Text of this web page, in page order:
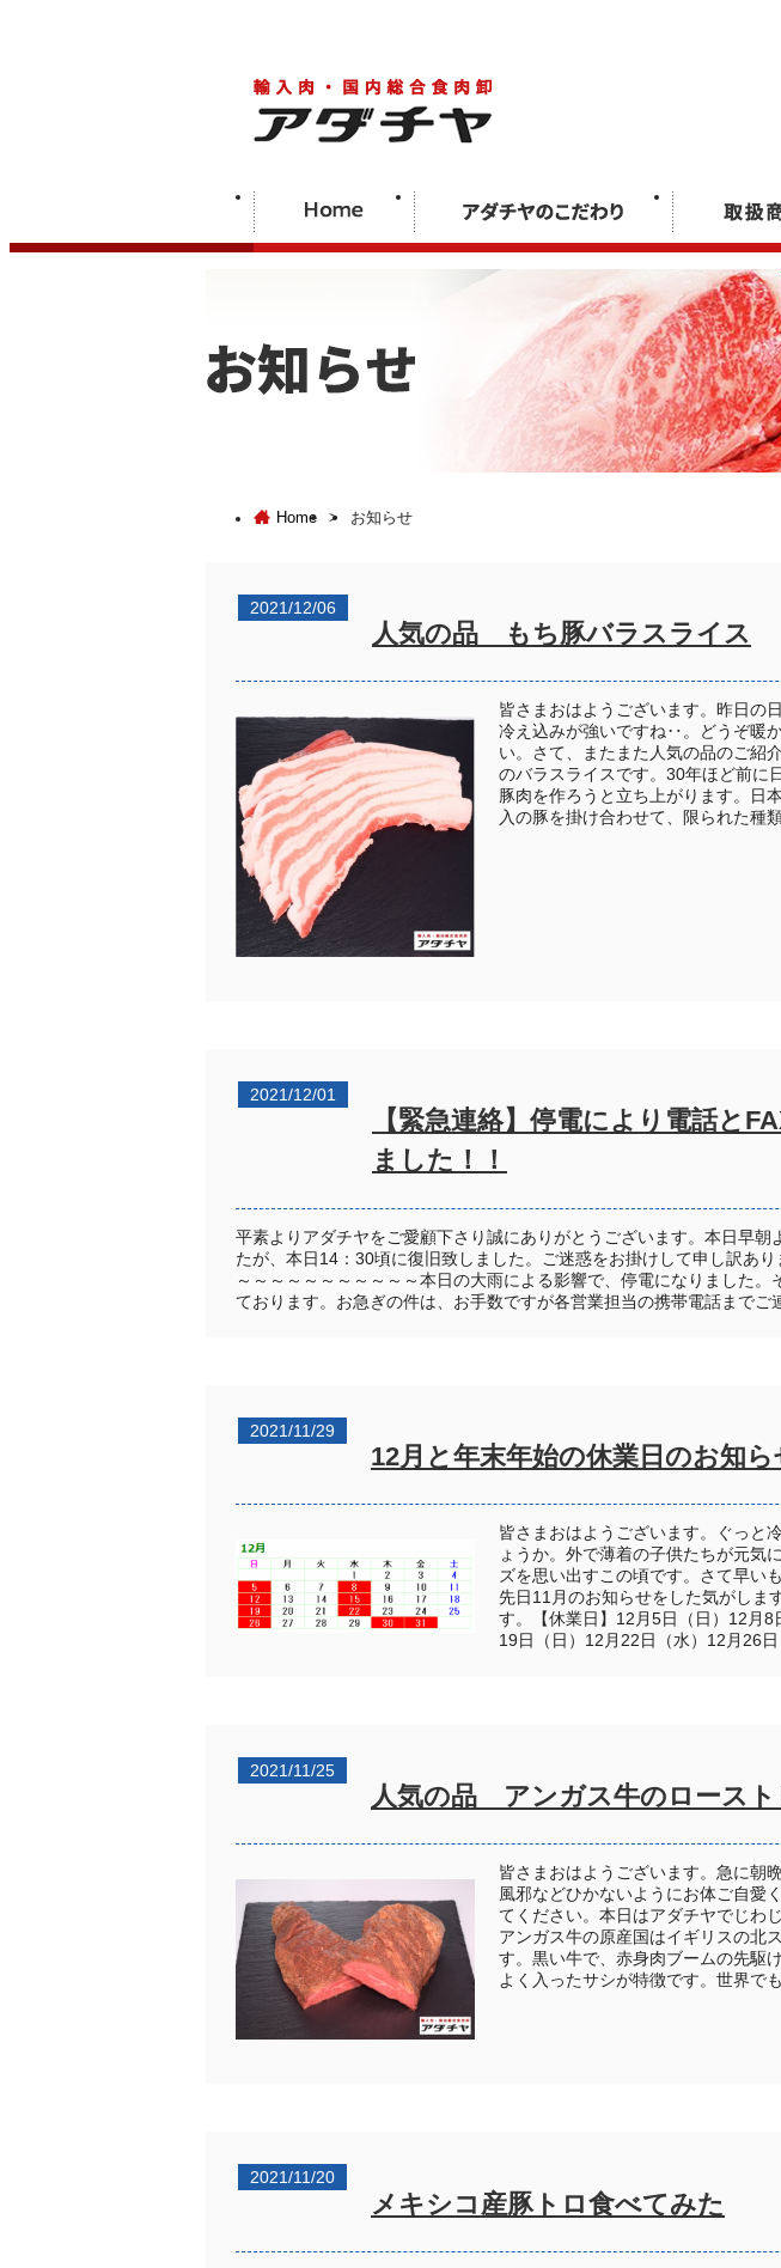
Home > お知らせ
2021/12/06
人気の品 もち豚バラスライス
皆さまおはようございます。昨日の
冷え込みが強いですね‥。どうぞ暖
い。さて、またまた人気の品のご紹
のバラスライスです。30年ほど前に
豚肉を作ろうと立ち上がります。日
入の豚を掛け合わせて、限られた種
2021/12/01
【緊急連絡】停電により電話と
ました！！
平素よりアダチヤをご愛顧下さり誠にありがとうございます。本日早朝
たが、本日14：30頃に復旧致しました。ご迷惑をお掛けして申し訳あ
～～～～～～～～～～～本日の大雨による影響で、停電になりました
ております。お急ぎの件は、お手数ですが各営業担当の携帯電話までご
2021/11/29
12月と年末年始の休業日のお知ら
皆さまおはようございます。ぐっと
ょうか。外で薄着の子供たちが元気
ズを思い出すこの頃です。さて早い
先日11月のお知らせをした気がしま
す。【休業日】12月5日（日）12月
19日（日）12月22日（水）12月26日
2021/11/25
人気の品 アンガス牛のロースト
皆さまおはようございます。急に朝
風邪などひかないようにお体ご自愛
てください。本日はアダチヤでじわ
アンガス牛の原産国はイギリスの北
す。黒い牛で、赤身肉ブームの先駆
よく入ったサシが特徴です。世界で
2021/11/20
メキシコ産豚トロ食べてみた